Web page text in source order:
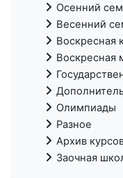
Осенний
Весенний
Воскресная
Воскресная
Олимпиады
Разное
Архив
Заочная